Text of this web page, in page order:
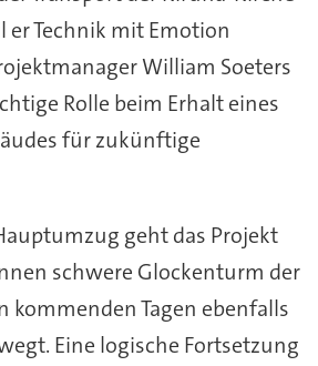
er Technik mit Emotion
William Soeters
Rolle beim Erhalt eines
für zukünftige
geht das Projekt
schwere Glockenturm der
kommenden Tagen ebenfalls
Eine logische Fortsetzung